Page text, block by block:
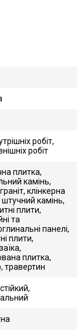
робіт,
робіт
плитка,
камінь,
клінкерна
штучний камінь,
плити,
та
панелі,
плити,
плитка,
травертин